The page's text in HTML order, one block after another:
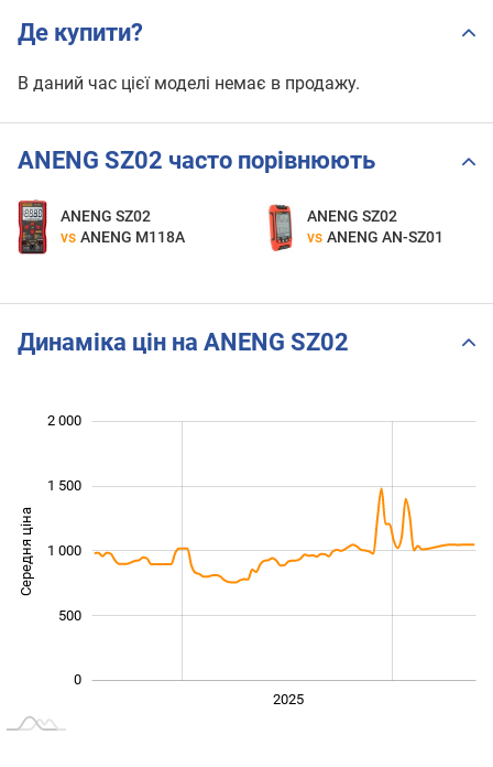
Де купити?
В даний час цієї моделі немає в продажу.
ANENG SZ02 часто порівнюють
ANENG SZ02
vs ANENG M118A
ANENG SZ02
vs ANENG AN-SZ01
Динаміка цін на ANENG SZ02
Середня ціна 1 000
0
2 000
1 000
1 500
500
2025